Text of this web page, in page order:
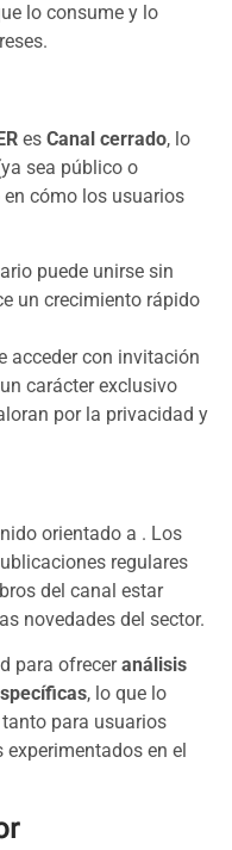
lo consume y lo
es Canal cerrado, lo
sea público o
cómo los usuarios
puede unirse sin
un crecimiento rápido
acceder con invitación
carácter exclusivo
por la privacidad y
orientado a . Los
regulares
del canal estar
novedades del sector.
para ofreceranálisis
, lo que lo
para usuarios
en el